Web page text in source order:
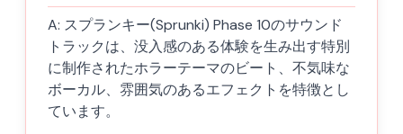
A: スプランキー(Sprunki) Phase 10のサウンド
トラックは、没入感のある体験を生み出す特別
に制作されたホラーテーマのビート、不気味な
ボーカル、雰囲気のあるエフェクトを特徴とし
ています。